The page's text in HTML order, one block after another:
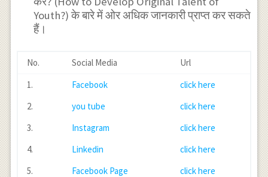
Youth?) के बारे में ओर अधिक जानकारी प्राप्त कर सकते
हैं।
No. Social Media
Url
1.
Facebook
click here
2.
you tube
click here
3.
Instagram
click here
4.
Linkedin
click here
5.
Facebook Page
click here